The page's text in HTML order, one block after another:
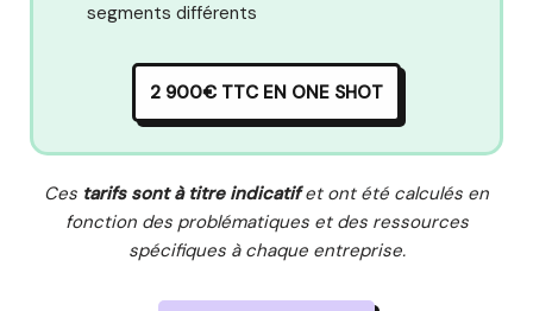
segments différents
2 900€ TTC EN ONE SHOT
Ces tarifs sont à titre indicatifet ont été calculés en
fonction des problématiques et des ressources
spécifiques à chaque entreprise.